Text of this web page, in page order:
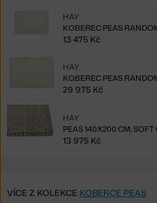
KOBEREC PEAS
HAY
13 475 Kč
KOBEREC PEAS
HAY
29 975 Kč
PEAS 140X200 CM, SOFT
HAY
13 975 Kč
VÍCE Z KOLEKCE KOBERCE PEAS